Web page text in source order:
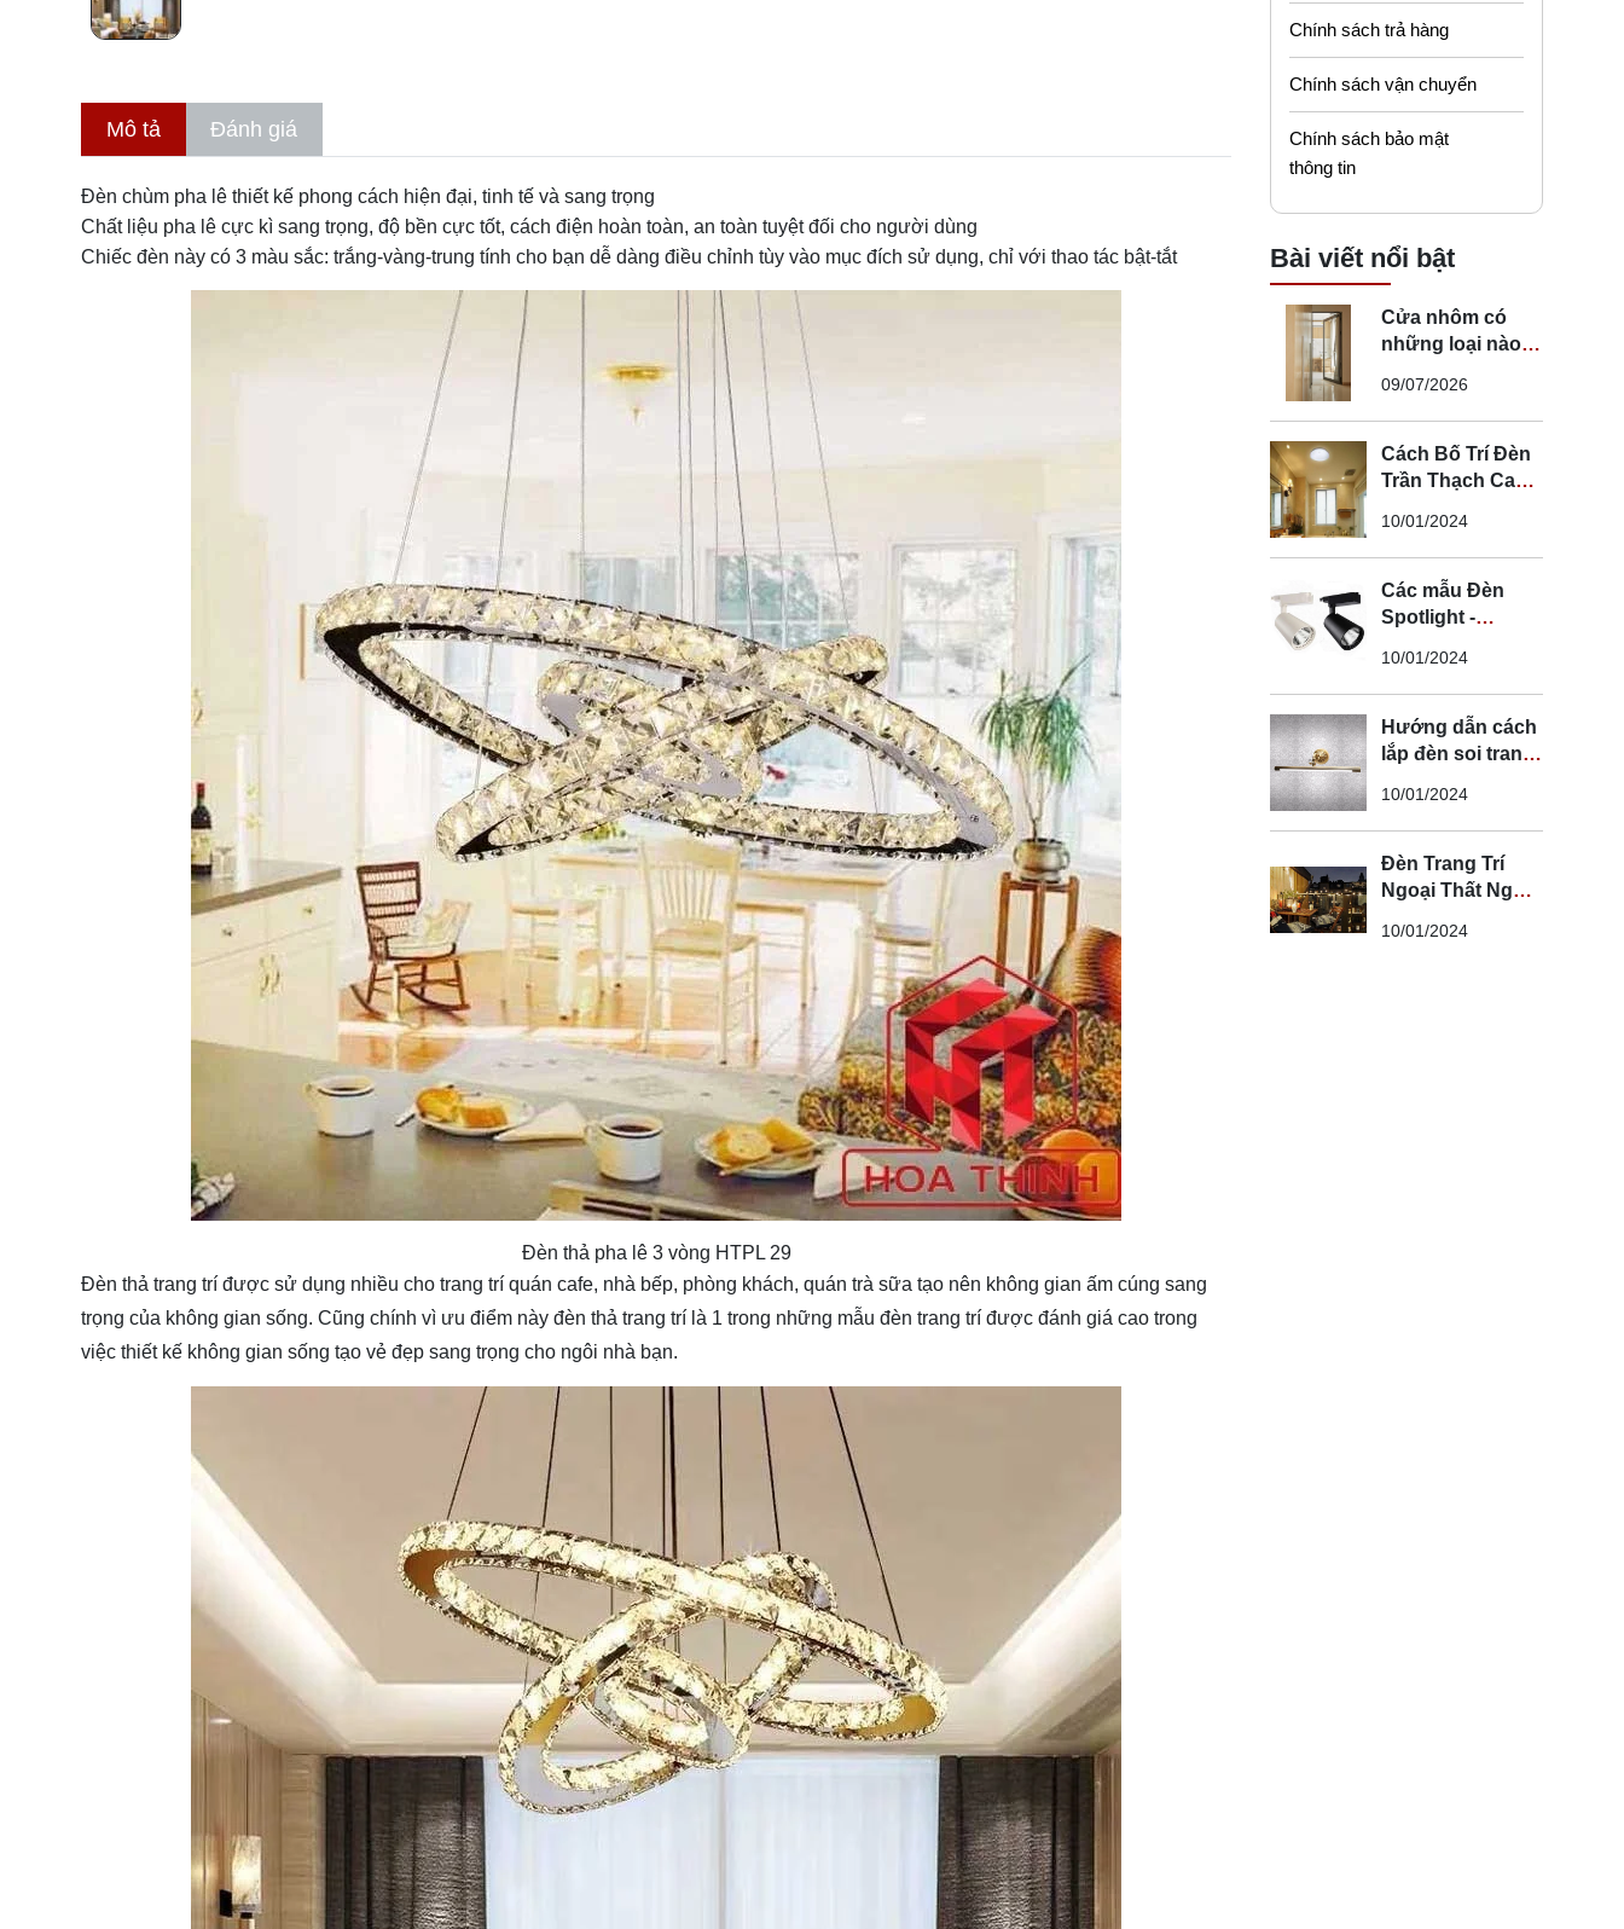
Mô tả Đánh giá
Đèn chùm pha lê thiết kế phong cách hiện đại, tinh tế và sang trọng
Chất liệu pha lê cực kì sang trọng, độ bền cực tốt, cách điện hoàn toàn, an toàn tuyệt đối cho người dùng
Chiếc đèn này có 3 màu sắc: trắng-vàng-trung tính cho bạn dễ dàng điều chỉnh tùy vào mục đích sử dụng, chỉ với thao tác bật-tắt
Đèn thả pha lê 3 vòng HTPL 29
Đèn thả trang trí được sử dụng nhiều cho trang trí quán cafe, nhà bếp, phòng khách, quán trà sữa tạo nên không gian ấm cúng sang
trọng của không gian sống. Cũng chính vì ưu điểm này đèn thả trang trí là 1 trong những mẫu đèn trang trí được đánh giá cao trong
việc thiết kế không gian sống tạo vẻ đẹp sang trọng cho ngôi nhà bạn.
Chính sách trả hàng
Chính sách vận chuyển
Chính sách bảo mật
thông tin
Bài viết nổi bật
Cửa nhôm có
những loại nào?
nhôm phù hợp
09/07/2026
Cách Bố Trí Đèn
Trần Thạch Cao
Lắp Đèn Trần
Thạch Cao
10/01/2024
Các mẫu Đèn
Spotlight -
- Spotlight rọi ray
10/01/2024
Hướng dẫn cách
lắp đèn soi tranh
an toàn
10/01/2024
Đèn Trang Trí
Ngoại Thất Ngoài
Thất Trang Trí
10/01/2024